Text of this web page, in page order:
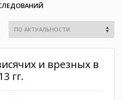
и врезных в
гг.